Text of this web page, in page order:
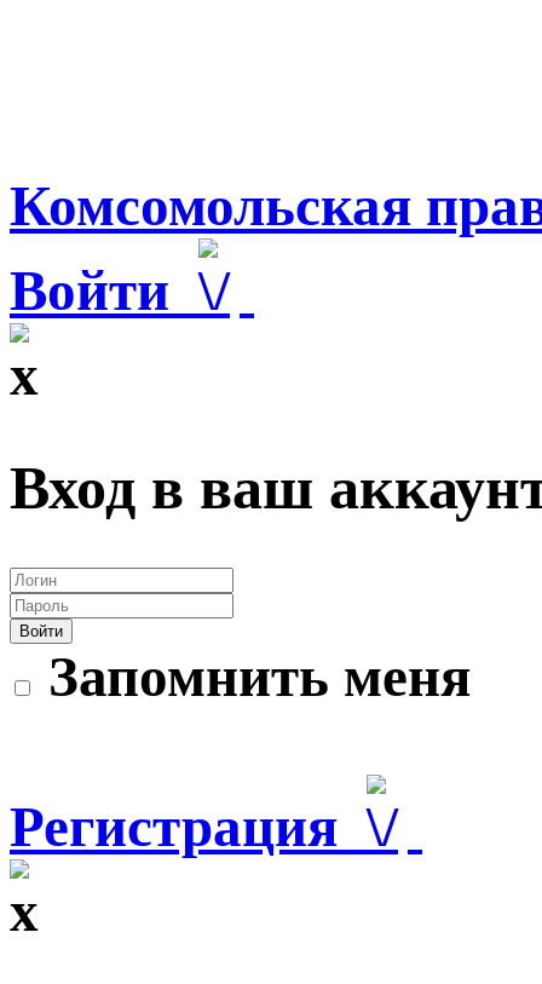
Комсомольская
Войти
Вход в ваш
Войти
Запомнить меня
Регистрация